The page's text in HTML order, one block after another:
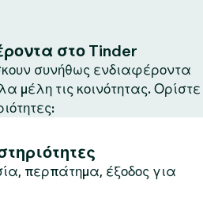
στο Tinder
συνήθως ενδιαφέροντα
μέλη τις κοινότητας. Ορίστε
περπάτημα, έξοδος για